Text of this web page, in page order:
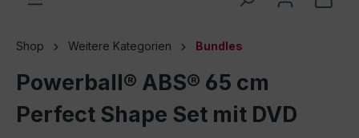
Shop Weitere Kategorien Bundles
Powerball® ABS® 65 cm
Perfect Shape Set mit DVD